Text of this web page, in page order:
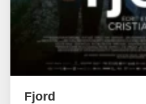
Fjord